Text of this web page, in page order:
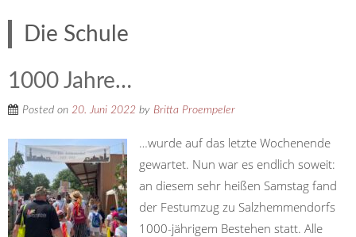
Die Schule
1000 Jahre…
Posted on 20. Juni 2022 by Britta Proempeler
…wurde auf das letzte Wochenende
gewartet. Nun war es endlich soweit:
an diesem sehr heißen Samstag fand
der Festumzug zu Salzhemmendorfs
1000-jährigem Bestehen statt. Alle